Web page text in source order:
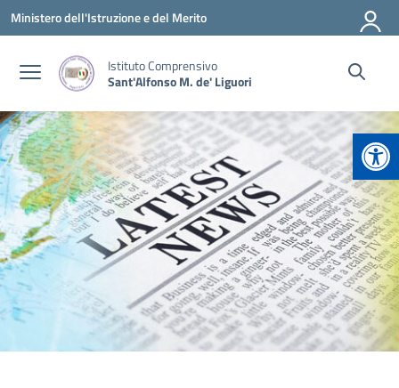
Vai ai contenuti
Vai al menu di navigazione
Vai al footer
Ministero dell'Istruzione e del Merito
Istituto Comprensivo
Sant'Alfonso M. de' Liguori